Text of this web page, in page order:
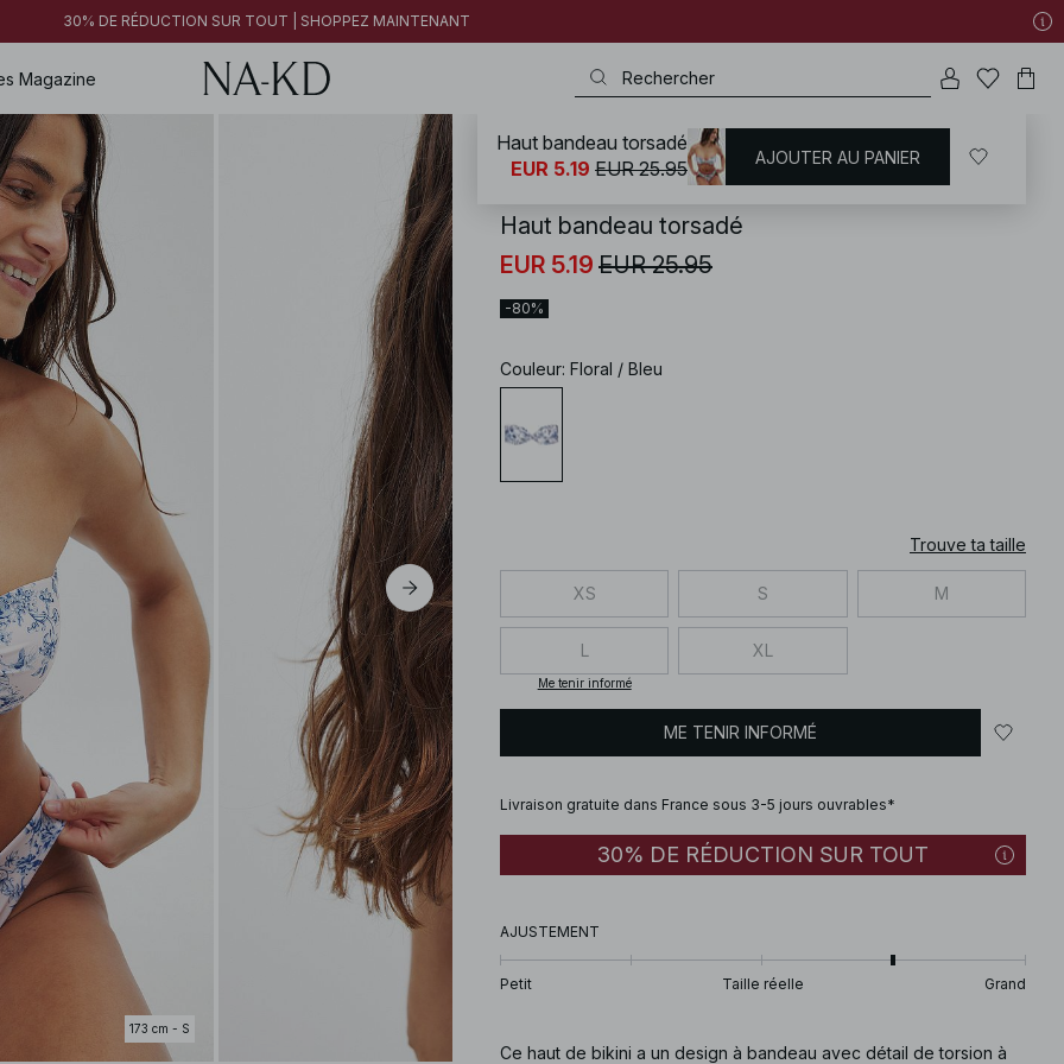
30% DE RÉDUCTION SUR TOUT | SHOPPEZ MAINTENANT
Magazine
173 cm - S
NA-KD / Maillots de bain / Bikinis Mix & match
Haut bandeau torsadé
EUR 5.19 EUR 25.95
-80%
Couleur: Floral / Bleu
Trouve ta taille
XS S M
L
Me tenir informé
XL
ME TENIR INFORMÉ
Livraison gratuite dans France sous 3-5 jours ouvrables*
30% DE RÉDUCTION SUR TOUT
AJUSTEMENT
Petit Taille réelle Grand
Ce haut de bikini a un design à bandeau avec détail de torsion à
Haut bandeau torsadé
EUR 5.19 EUR 25.95 AJOUTER AU PANIER